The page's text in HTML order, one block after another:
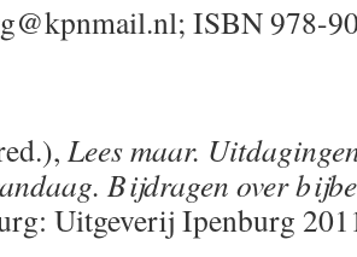
ISBN 978-
Lees maar.
Bijdragen over
Uitgeverij Ipenburg